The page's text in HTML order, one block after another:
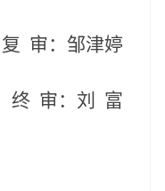
复 审：邹津婷
终 审：刘 富